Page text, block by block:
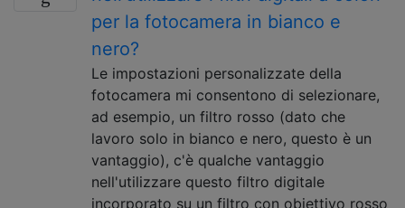
per la fotocamera in bianco e
nero?
Le impostazioni personalizzate della
fotocamera mi consentono di selezionare,
ad esempio, un filtro rosso (dato che
lavoro solo in bianco e nero, questo è un
vantaggio), c'è qualche vantaggio
nell'utilizzare questo filtro digitale
incorporato su un filtro con obiettivo rosso